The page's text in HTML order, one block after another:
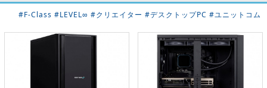
#F-Class #LEVEL∞ #クリエイター #デスクトップPC #ユニットコム